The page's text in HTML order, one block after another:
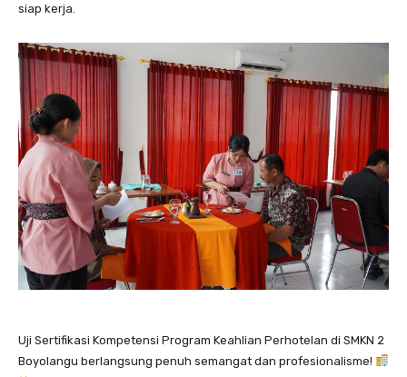
siap kerja.
Uji Sertifikasi Kompetensi Program Keahlian Perhotelan di SMKN 2
Boyolangu berlangsung penuh semangat dan profesionalisme!